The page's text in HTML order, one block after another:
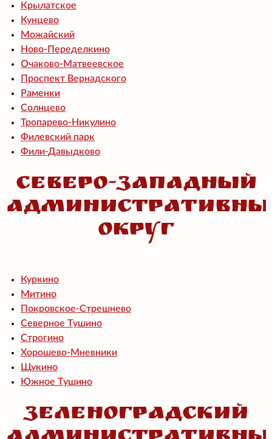
Крылатское
Кунцево
Можайский
Ново-Переделкино
Очаково-Матвеевское
Проспект Вернадского
Раменки
Солнцево
Тропарево-Никулино
Филевский парк
Фили-Давыдково
Северо-Западный
округ
Куркино
Митино
Покровское-Стрешнево
Северное Тушино
Строгино
Хорошево-Мневники
Щукино
Южное Тушино
Зеленоградский